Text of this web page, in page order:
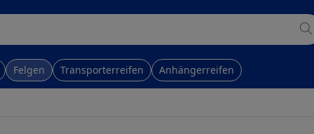
Felgen Transporterreifen Anhängerreifen